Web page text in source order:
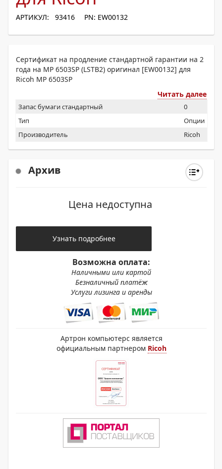
АРТИКУЛ: 93416 PN: EW00132
Сертификат на продление стандартной гарантии на 2
года на MP 6503SP (LSTB2) оригинал [EW00132] для
Ricoh MP 6503SP
Читать далее
Запас бумаги стандартный
0
Тип
Опции
Производитель
Ricoh
Архив
Цена недоступна
Узнать подробнее
Возможна оплата:
Наличными или картой
Безналичный платёж
Услуги лизинга и аренды
Артрон компьютерс является
официальным партнером Ricoh